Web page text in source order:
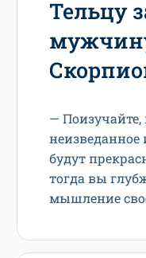
Тельцу
—
неизведанное
будут
тогда вы
мышление